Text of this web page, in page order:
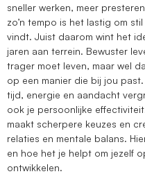
sneller werken, meer
zo’n tempo is het lastig om
vindt. Juist daarom wint het
jaren aan terrein. Bewuster
trager moet leven, maar wel
op een manier die bij jou
tijd, energie en aandacht
ook je persoonlijke
maakt scherpere keuzes en
relaties en mentale balans.
en hoe het je helpt om jezelf
ontwikkelen.